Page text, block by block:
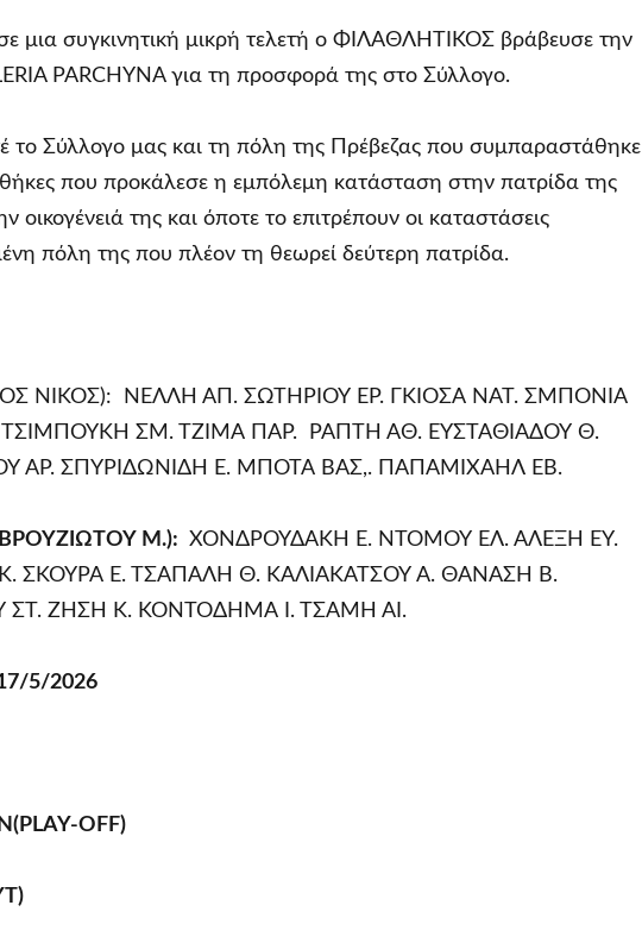
μια συγκινητική μικρή τελετή ο ΦΙΛΑΘΛΗΤΙΚΟΣ βράβευσε την
PARCHYNA για τη προσφορά της στο Σύλλογο.
το Σύλλογο μας και τη πόλη της Πρέβεζας που συμπαραστάθηκε
που προκάλεσε η εμπόλεμη κατάσταση στην πατρίδα της
οικογένειά της και όποτε το επιτρέπουν οι καταστάσεις
πόλη της που πλέον τη θεωρεί δεύτερη πατρίδα.
ΝΙΚΟΣ): ΝΕΛΛΗ ΑΠ. ΣΩΤΗΡΙΟΥ ΕΡ. ΓΚΙΟΣΑ ΝΑΤ. ΣΜΠΟΝΙΑ
ΣΜ. ΤΖΙΜΑ ΠΑΡ. ΡΑΠΤΗ ΑΘ. ΕΥΣΤΑΘΙΑΔΟΥ Θ.
ΑΡ. ΣΠΥΡΊΔΩΝΙΔΗ Ε. ΜΠΟΤΑ ΒΑΣ,. ΠΑΠΑΜΙΧΑΗΛ ΕΒ.
Μ.): ΧΟΝΔΡΟΥΔΑΚΗ Ε. ΝΤΟΜΟΥ ΕΛ. ΑΛΕΞΗ ΕΥ.
ΣΚΟΥΡΑ Ε. ΤΣΑΠΑΛΗ Θ. ΚΑΛΙΑΚΑΤΣΟΥ Α. ΘΑΝΑΣΗ Β.
ΖΗΣΗ Κ. ΚΟΝΤΟΔΗΜΑ Ι. ΤΣΑΜΗ ΑΙ.
5/2026
OFF)